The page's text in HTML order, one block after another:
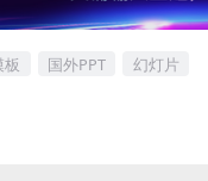
国外PPT 幻灯片